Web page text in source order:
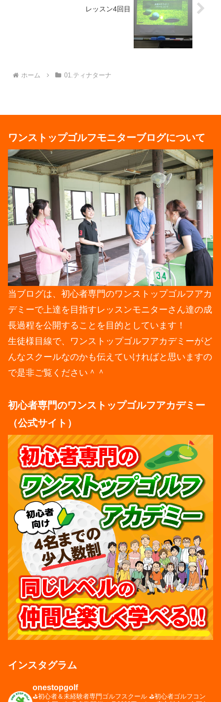
レッスン4回目
ホーム 01.ティナターナ
ワンストップゴルフモニターブログについて
当ブログは、初心者専門のワンストップゴルフアカ
デミーで上達を目指すレッスンモニターさん達の成
長過程を公開することを目的としています！
生徒様目線で、ワンストップゴルフアカデミーがど
んなスクールなのかも伝えていければと思いますの
で是非ご覧ください＾＾
初心者専門のワンストップゴルフアカデミー
（公式サイト）
インスタグラム
onestopgolf
⛳️初心者＆未経験者専門ゴルフスクール ⛳️初心者ゴルフコン